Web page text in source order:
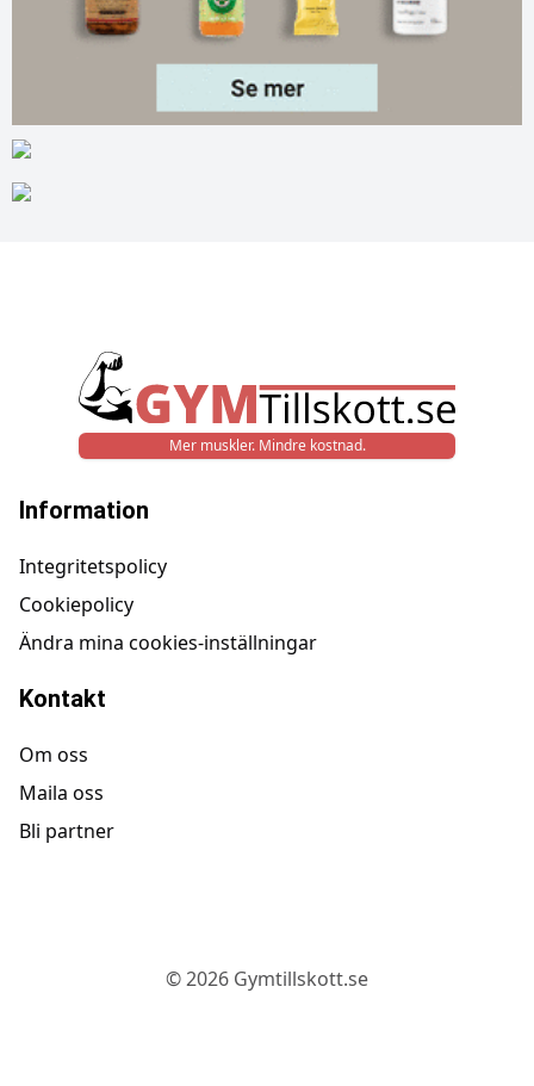
Mer muskler. Mindre kostnad.
Information
Integritetspolicy
Cookiepolicy
Ändra mina cookies-inställningar
Kontakt
Om oss
Maila oss
Bli partner
©2026 Gymtillskott.se